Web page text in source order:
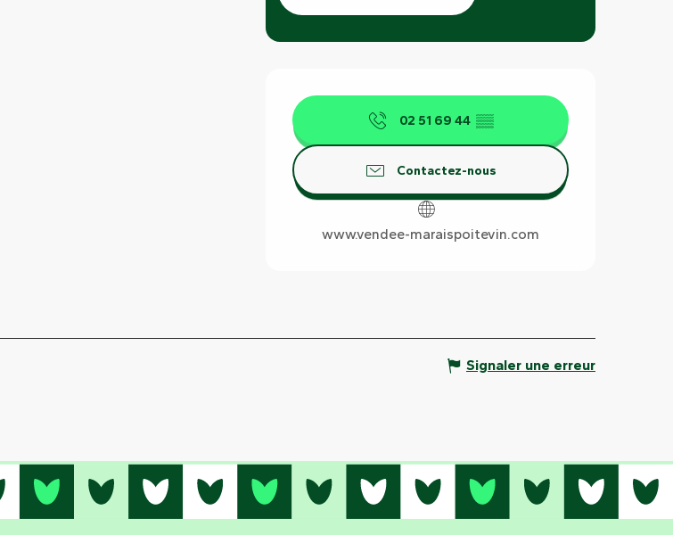
Ouverture et coordonnées
02 51 69 44 ▒▒
Contactez-nous
www.vendee-maraispoitevin.com
Signaler une erreur